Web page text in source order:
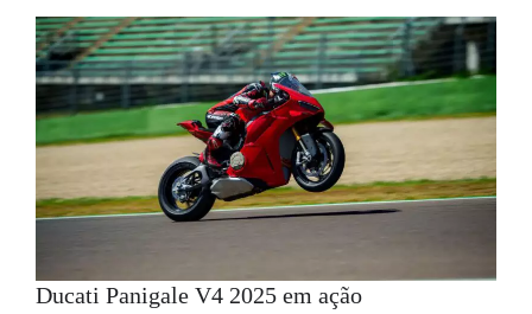
Ducati Panigale V4 2025 em ação